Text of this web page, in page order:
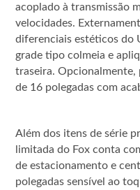
acoplado à transmissão
velocidades.
diferenciais estéticos do
grade tipo colmeia e
traseira. Opcionalmente,
de 16 polegadas com
Além dos itens de série
limitada do Fox conta
de estacionamento e
polegadas sensível ao